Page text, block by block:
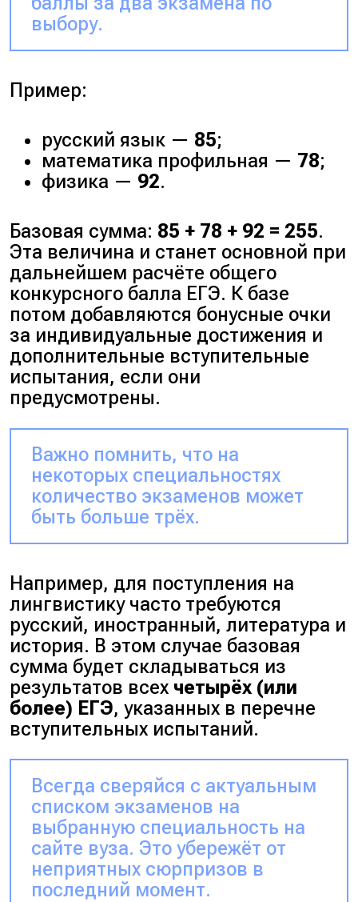
выбору.
Пример:
русский язык — 85;
математика профильная — 78;
физика — 92.
Базовая сумма: 85 + 78 + 92 = 255.
Эта величина и станет основной при
дальнейшем расчёте общего
конкурсного балла ЕГЭ. К базе
потом добавляются бонусные очки
за индивидуальные достижения и
дополнительные вступительные
испытания, если они
предусмотрены.
Важно помнить, что на
некоторых специальностях
количество экзаменов может
быть больше трёх.
Например, для поступления на
лингвистику часто требуются
русский, иностранный, литература и
история. В этом случае базовая
сумма будет складываться из
результатов всех четырёх (или
более) ЕГЭ, указанных в перечне
вступительных испытаний.
Всегда сверяйся с актуальным
списком экзаменов на
выбранную специальность на
сайте вуза. Это убережёт от
неприятных сюрпризов в
последний момент.